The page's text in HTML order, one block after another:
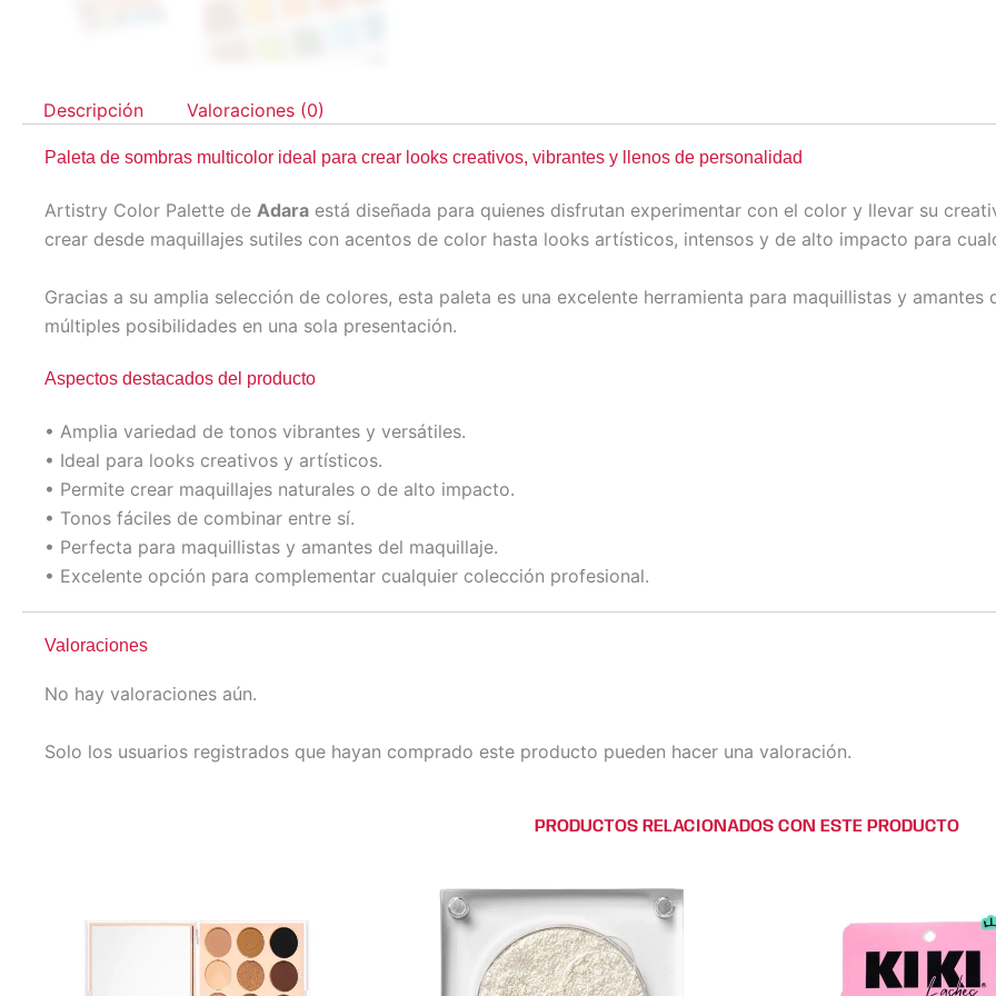
Descripción Valoraciones (0)
Paleta de sombras multicolor ideal para crear looks creativos, vibrantes y llenos de personalidad
Artistry Color Palette de Adara está diseñada para quienes disfrutan experimentar con el color y llevar su
crear desde maquillajes sutiles con acentos de color hasta looks artísticos, intensos y de alto impacto para
Gracias a su amplia selección de colores, esta paleta es una excelente herramienta para maquillistas y
múltiples posibilidades en una sola presentación.
Aspectos destacados del producto
• Amplia variedad de tonos vibrantes y versátiles.
• Ideal para looks creativos y artísticos.
• Permite crear maquillajes naturales o de alto impacto.
• Tonos fáciles de combinar entre sí.
• Perfecta para maquillistas y amantes del maquillaje.
• Excelente opción para complementar cualquier colección profesional.
Valoraciones
No hay valoraciones aún.
Solo los usuarios registrados que hayan comprado este producto pueden hacer una valoración.
PRODUCTOS RELACIONADOS CON ESTE PRODUCTO
tiene
múltiples
variantes.
tiene
múltiples
variantes.
tiene